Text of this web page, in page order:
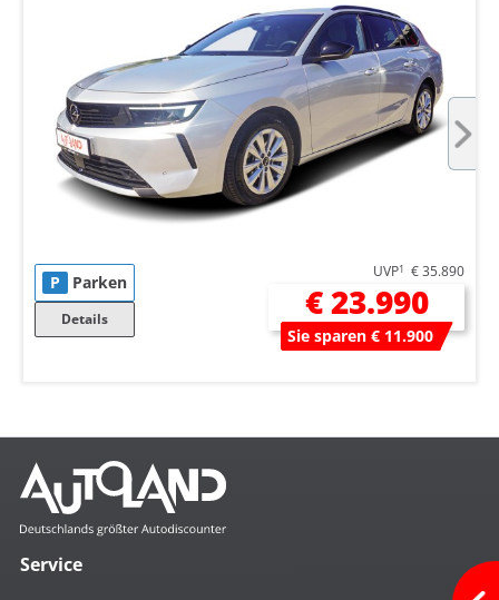
P Parken
Details
UVP1 € 35.890
€ 23.990
Sie sparen € 11.900
Service